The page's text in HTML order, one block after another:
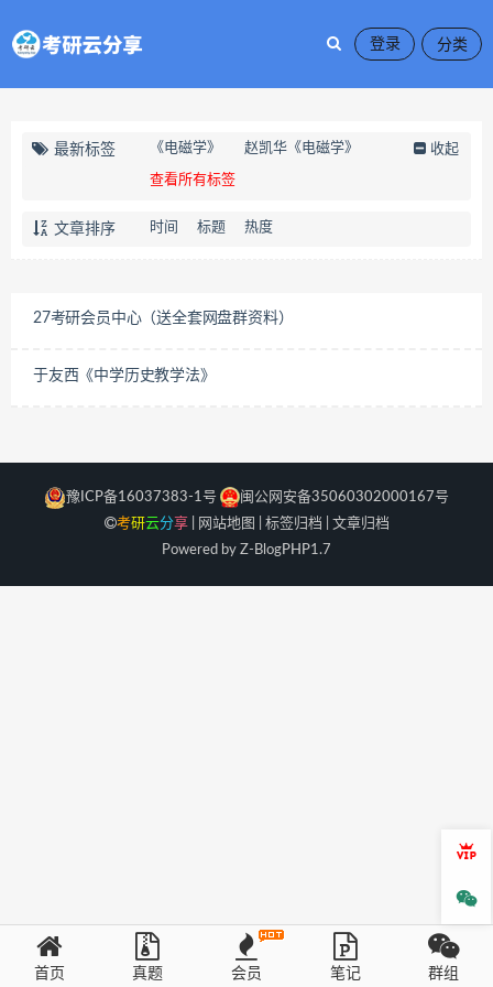
登录
最新标签 《电磁学》 赵凯华《电磁学》
查看所有标签
收起
文章排序 时间 标题 热度
27考研会员中心（送全套网盘群资料）
​于友西《中学历史教学法》
豫ICP备16037383-1号
闽公网安备35060302000167号
考研云分享| 网站地图 标签归档
文章归档
Powered by Z-BlogPHP1.7
首页 真题 会员 笔记 群组
会员
微信